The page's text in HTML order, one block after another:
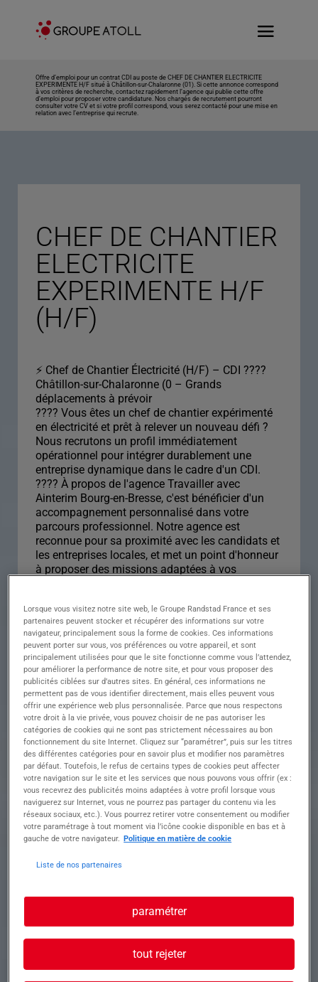
Offre d’emploi pour un contrat CDI au poste de CHEF DE CHANTIER ELECTRICITE
EXPERIMENTE H/F situé à Châtillon-sur-Chalaronne (01). Si cette annonce correspond
à vos critères de recherche, contactez rapidement l’agence qui publie cette offre
d’emploi pour proposer votre candidature. Nos chargés de recrutement pourront
consulter votre CV et si votre profil correspond, vous serez contacté pour une mise en
relation avec l’entreprise qui recrute.
CHEF DE CHANTIER
ELECTRICITE
EXPERIMENTE H/F
(H/F)
⚡ Chef de Chantier Électricité (H/F) – CDI ????
Châtillon-sur-Chalaronne (0 – Grands
déplacements à prévoir
???? Vous êtes un chef de chantier expérimenté
en électricité et prêt à relever un nouveau défi ?
Nous recrutons un profil immédiatement
opérationnel pour intégrer durablement une
entreprise dynamique dans le cadre d'un CDI.
???? À propos de l'agence Travailler avec
Ainterim Bourg-en-Bresse, c'est bénéficier d'un
accompagnement personnalisé dans votre
parcours professionnel. Notre agence est
reconnue pour sa proximité avec les candidats et
les entreprises locales, et met un point d'honneur
à proposer des missions adaptées à vos
Descriptif du poste :
CHEF DE CHANTIER
ELECTRICITE
EXPERIMENTE H/F
Descriptif du poste : ???? Vos missions : • Piloter
et coordonner les chantiers en électricité (tertiaire
et/ou industriel)
• Encadrer et animer les équipes sur le terrain
• Assurer le suivi de l'avancement des travaux
(délais, qualité, coûts)
• Veiller au respect des normes de sécurité et des
procédures en vigueur
• Être l'interlocuteur privilégié des différents
internes)
Profil recherché
Lorsque vous visitez notre site web, le Groupe Randstad France et ses
partenaires peuvent stocker et récupérer des informations sur votre
navigateur, principalement sous la forme de cookies. Ces informations
peuvent porter sur vous, vos préférences ou votre appareil, et sont
principalement utilisées pour que le site fonctionne comme vous l’attendez,
pour améliorer la performance de notre site, et pour vous proposer des
publicités ciblées sur d’autres sites. En général, ces informations ne
permettent pas de vous identifier directement, mais elles peuvent vous
offrir une expérience web plus personnalisée. Parce que nous respectons
votre droit à la vie privée, vous pouvez choisir de ne pas autoriser les
catégories de cookies qui ne sont pas strictement nécessaires au bon
fonctionnement du site Internet. Cliquez sur “paramétrer”, puis sur les titres
des différentes catégories pour en savoir plus et modifier nos paramètres
par défaut. Toutefois, le refus de certains types de cookies peut affecter
votre navigation sur le site et les services que nous pouvons vous offrir (ex :
vous recevrez des publicités moins adaptées à votre profil lorsque vous
naviguerez sur Internet, vous ne pourrez pas partager du contenu via les
réseaux sociaux, etc.). Vous pourrez retirer votre consentement ou modifier
votre paramétrage à tout moment via l’icône cookie disponible en bas et à
gauche de votre navigateur. Politique en matière de cookie
Liste de nos partenaires
paramétrer
tout rejeter